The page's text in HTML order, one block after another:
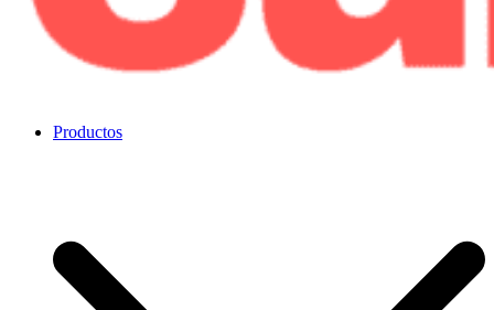
Noventa y nueve cubos
Productos